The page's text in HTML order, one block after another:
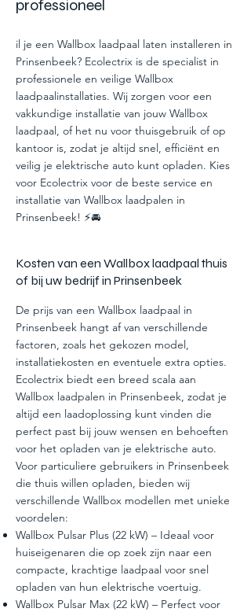
professioneel
il je een Wallbox laadpaal laten installeren in
Prinsenbeek? Ecolectrix is de specialist in
professionele en veilige Wallbox
laadpaalinstallaties. Wij zorgen voor een
vakkundige installatie van jouw Wallbox
laadpaal, of het nu voor thuisgebruik of op
kantoor is, zodat je altijd snel, efficiënt en
veilig je elektrische auto kunt opladen. Kies
voor Ecolectrix voor de beste service en
installatie van Wallbox laadpalen in
Prinsenbeek! ⚡🚘
Kosten van een Wallbox laadpaal thuis
of bij uw bedrijf in Prinsenbeek
De prijs van een Wallbox laadpaal in
Prinsenbeek hangt af van verschillende
factoren, zoals het gekozen model,
installatiekosten en eventuele extra opties.
Ecolectrix biedt een breed scala aan
Wallbox laadpalen in Prinsenbeek, zodat je
altijd een laadoplossing kunt vinden die
perfect past bij jouw wensen en behoeften
voor het opladen van je elektrische auto.
Voor particuliere gebruikers in Prinsenbeek
die thuis willen opladen, bieden wij
verschillende Wallbox modellen met unieke
voordelen:
Wallbox Pulsar Plus (22 kW) – Ideaal voor
huiseigenaren die op zoek zijn naar een
compacte, krachtige laadpaal voor snel
opladen van hun elektrische voertuig.
Wallbox Pulsar Max (22 kW) – Perfect voor